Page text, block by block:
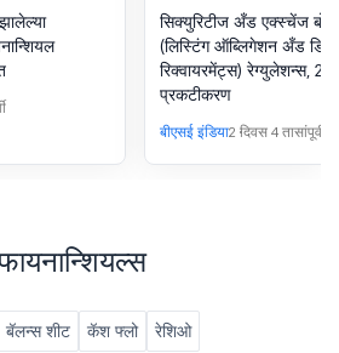
पब्लिकेशन
ऑफ इंडिया (लिस्टिंग
अँड डिस्क्लोजर
रेग्युलेशन्स, 2015
प्रकटीकरण
सिक्युरिटीज अँड एक्स्चेंज
(लिस्टिंग ऑब्लिगेशन अँड
रिक्वायरमेंट्स) रेग्युलेशन्स,
प्रकटीकरण
बीएसई इंडिया2 दिवस 4 तासांपूर्वी
बॅलन्स शीट कॅश फ्लो रेशिओ